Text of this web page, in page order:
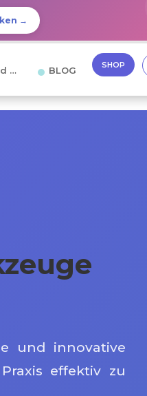
→
… BLOG SHOP
und innovative
effektiv zu